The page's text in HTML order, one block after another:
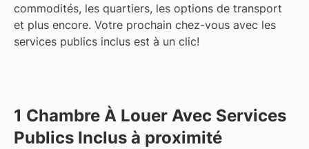
commodités, les quartiers, les options de transport
et plus encore. Votre prochain chez-vous avec les
services publics inclus est à un clic!
1 Chambre À Louer Avec Services
Publics Inclus à proximité